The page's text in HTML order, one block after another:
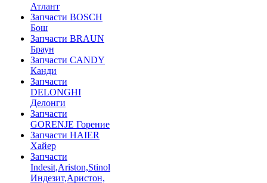
Атлант
Запчасти BOSCH
Бош
Запчасти BRAUN
Браун
Запчасти CANDY
Канди
Запчасти
DELONGHI
Делонги
Запчасти
GORENJE Горение
Запчасти HAIER
Хайер
Запчасти
Indesit,Ariston,Stinol
Индезит,Аристон,